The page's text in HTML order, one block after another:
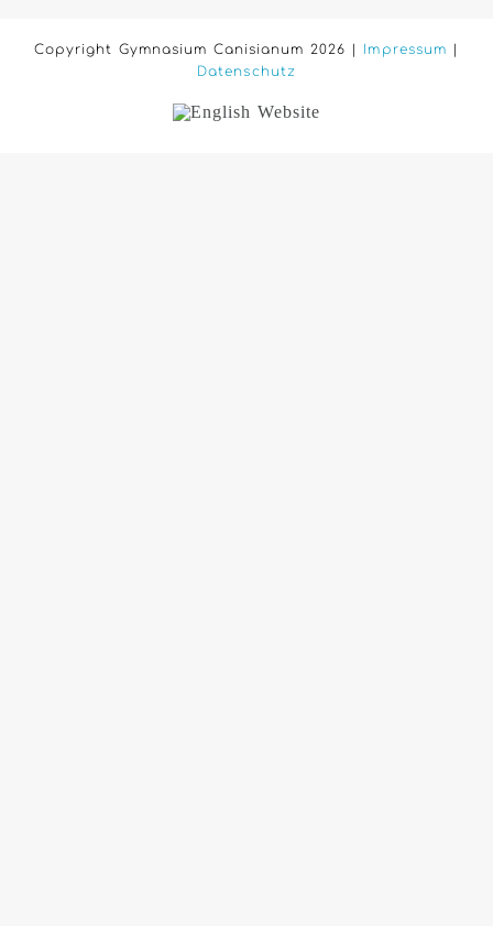
Copyright Gymnasium Canisianum 2026 | Impressum |
Datenschutz
English